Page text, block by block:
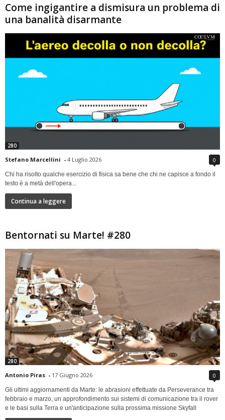
Come ingigantire a dismisura un problema di
una banalità disarmante
280
Stefano Marcellini - 4 Luglio 2026 0
Chi ha risolto qualche esercizio di fisica sa bene che chi ne capisce a fondo il
testo è a metà dell'opera...
Continua a leggere
Bentornati su Marte! #280
280
Antonio Piras - 17 Giugno 2026 0
Gli ultimi aggiornamenti da Marte: le abrasioni effettuate da Perseverance tra
febbraio e marzo, un approfondimento sui sistemi di comunicazione tra il rover
e le basi sulla Terra e un'anticipazione sulla prossima missione Skyfall